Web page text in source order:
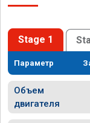
Stage 1
Параметр
Объем
двигателя